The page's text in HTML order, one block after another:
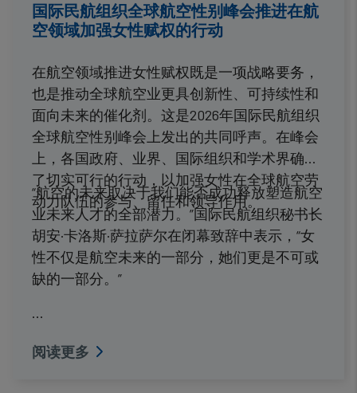
国际民航组织全球航空性别峰会推进在航
空领域加强女性赋权的行动
在航空领域推进女性赋权既是一项战略要务，
也是推动全球航空业更具创新性、可持续性和
面向未来的催化剂。这是2026年国际民航组织
全球航空性别峰会上发出的共同呼声。在峰会
上，各国政府、业界、国际组织和学术界确定
了切实可行的行动，以加强女性在全球航空劳
动力队伍的参与、留任和领导作用。
“航空的未来取决于我们能否成功释放塑造航空
业未来人才的全部潜力。”国际民航组织秘书长
胡安·卡洛斯·萨拉萨尔在闭幕致辞中表示，“女
性不仅是航空未来的一部分，她们更是不可或
缺的一部分。”
…
阅读更多